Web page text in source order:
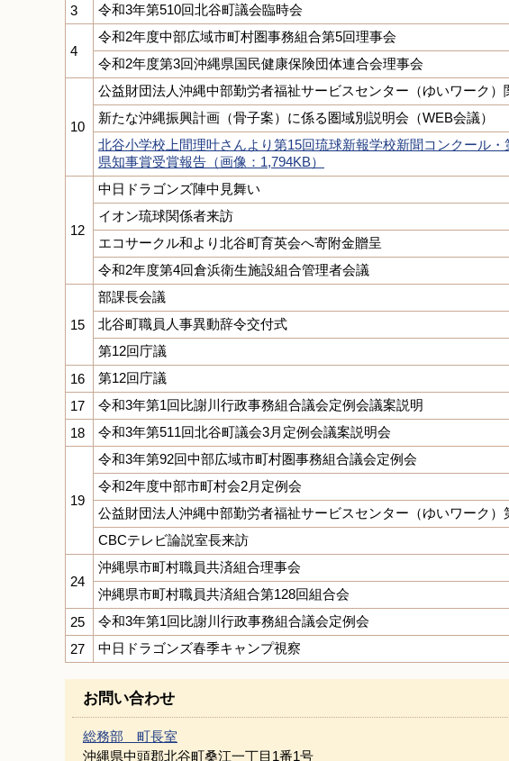
3
令和3年第510回北谷町議会臨時会
4
令和2年度中部広域市町村圏事務組合第5回理事会
令和2年度第3回沖縄県国民健康保険団体連合会理事会
10
公益財団法人沖縄中部勤労者福祉サービスセンター（ゆいワーク）
新たな沖縄振興計画（骨子案）に係る圏域別説明会（WEB会議）
北谷小学校上間理叶さんより第15回琉球新報学校新聞コンクール
県知事賞受賞報告（画像：1,794KB）
12
中日ドラゴンズ陣中見舞い
イオン琉球関係者来訪
エコサークル和より北谷町育英会へ寄附金贈呈
令和2年度第4回倉浜衛生施設組合管理者会議
15
部課長会議
北谷町職員人事異動辞令交付式
第12回庁議
16
第12回庁議
17
令和3年第1回比謝川行政事務組合議会定例会議案説明
18
令和3年第511回北谷町議会3月定例会議案説明会
19
令和3年第92回中部広域市町村圏事務組合議会定例会
令和2年度中部市町村会2月定例会
公益財団法人沖縄中部勤労者福祉サービスセンター（ゆいワーク）
CBCテレビ論説室長来訪
24
沖縄県市町村職員共済組合理事会
沖縄県市町村職員共済組合第128回組合会
25
令和3年第1回比謝川行政事務組合議会定例会
27
中日ドラゴンズ春季キャンプ視察
お問い合わせ
総務部 町長室
沖縄県中頭郡北谷町桑江一丁目1番1号